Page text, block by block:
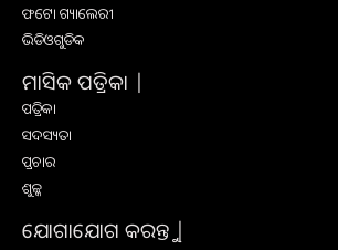
ଫଟୋ ଗ୍ୟାଲେରୀ
ଭିଡିଓଗୁଡିକ
ମାସିକ ପତ୍ରିକା |
ପତ୍ରିକା
ସଦସ୍ୟତା
ପ୍ରଚାର
ଶୁଳ୍କ
ଯୋଗାଯୋଗ କରନ୍ତୁ |